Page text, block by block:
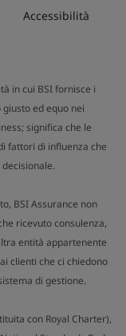
Accessibilità
in cui BSI fornisce i
ed equo nei
significa che le
fattori di influenza che
BSI Assurance non
ricevuto consulenza,
entità appartenente
clienti che ci chiedono
di gestione.
con Royal Charter),